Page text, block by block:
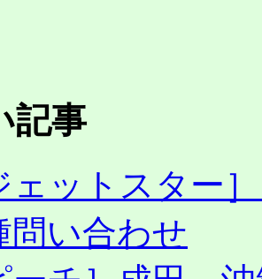
記事
ェットスター
問い合わせ